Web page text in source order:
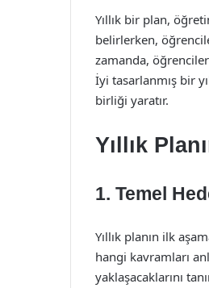
Yıllık bir plan,
belirlerken,
zamanda,
İyi tasarlanmış bir
birliği yaratır.
Yıllık
1. Temel
Yıllık planın ilk
hangi kavramları
yaklaşacaklarını